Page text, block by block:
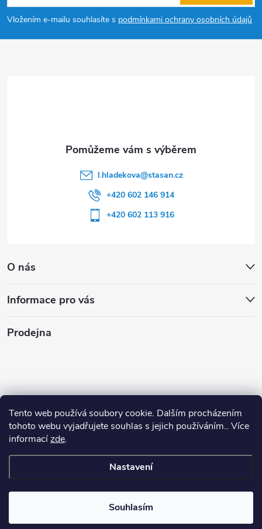
Tento web používá soubory cookie. Dalším procházením
tohoto webu vyjadřujete souhlas s jejich používáním.. Více
informacízde.
Nastavení
Souhlasím
p
a
Vložením e-mailu souhlasíte s podmínkami ochrany osobních údajů
O nás
Informace pro vás
l.hladekova@stasan.cz
+420 602 146 914
+420 602 113 916
Prodejna
Copyright 2026Stasan.cz. Všechna práva vyhrazena.